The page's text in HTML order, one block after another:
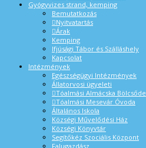
Gyógyvizes strand, kemping
Bemutatkozás
Nyitvatartás
Árak
Kemping
Ifjúsági Tábor és Szálláshely
Kapcsolat
Intézmények
Egészségügyi Intézmények
Állatorvosi ügyeleti
Tóalmási Almácska Bölcsőde
Tóalmási Mesevár Óvoda
Általános Iskola
Községi Művelődési Ház
Községi Könyvtár
Segítőkéz Szociális Központ
Falugazdász